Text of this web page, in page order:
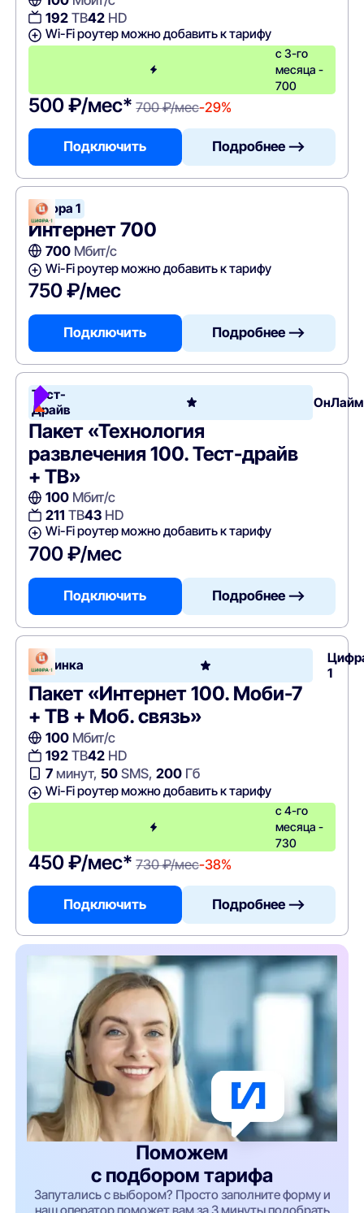
192ТВ42HD
Wi-Fi роутер можно добавить к тарифу
с 3-го
месяца -
700
500 ₽/мес* 700 ₽/мес-29%
Подключить Подробнее —>
Цифра 1
Интернет 700
700Мбит/с
Wi-Fi роутер можно добавить к тарифу
750 ₽/мес
Подключить Подробнее —>
Тест-
Драйв
ОнЛайм
Пакет «Технология
развлечения 100. Тест-драйв
+ ТВ»
100Мбит/с
211 ТВ43HD
Wi-Fi роутер можно добавить к тарифу
700 ₽/мес
Подключить Подробнее —>
Новинка
1
Пакет «Интернет 100. Моби-7
+ ТВ + Моб. связь»
100Мбит/с
192ТВ42HD
7минут, 50SMS, 200Гб
Wi-Fi роутер можно добавить к тарифу
с 4-го
месяца -
730
450 ₽/мес* 730 ₽/мес-38%
Подключить Подробнее —>
Поможем
с подбором тарифа
Запутались с выбором? Просто заполните форму и